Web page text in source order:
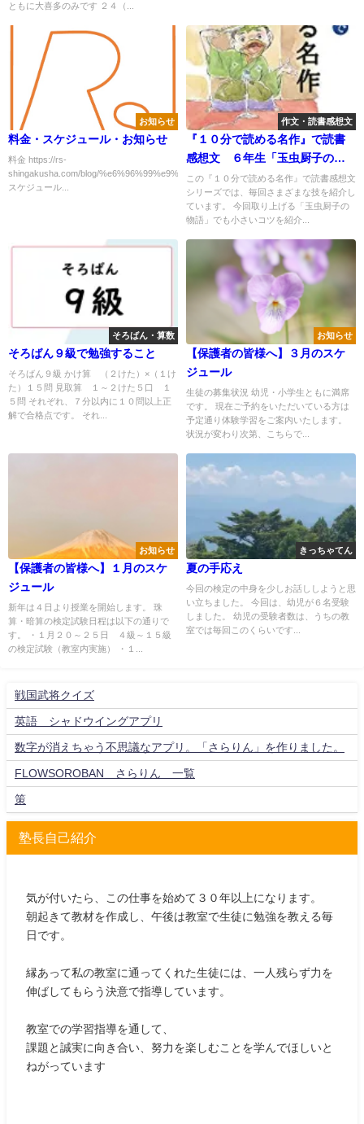
ともに大喜多のみです ２４（...
お知らせ
料金・スケジュール・お知らせ
料金 https://rs-
shingakusha.com/blog/%e6%96%99%e9%87%91%e8%a1%a8/
スケジュール...
作文・読書感想文
『１０分で読める名作』で読書
感想文 ６年生「玉虫厨子の物
語」
この『１０分で読める名作』で読書感想文
シリーズでは、毎回さまざまな技を紹介し
ています。 今回取り上げる「玉虫厨子の
物語」でも小さいコツを紹介...
そろばん・算数
そろばん９級で勉強すること
そろばん９級 かけ算 （２けた）×（１け
た）１５問 見取算 １～２けた５口 １
５問 それぞれ、７分以内に１０問以上正
解で合格点です。 それ...
お知らせ
【保護者の皆様へ】３月のスケ
ジュール
生徒の募集状況 幼児・小学生ともに満席
です。 現在ご予約をいただいている方は
予定通り体験学習をご案内いたします。
状況が変わり次第、こちらで...
お知らせ
【保護者の皆様へ】１月のスケ
ジュール
新年は４日より授業を開始します。 珠
算・暗算の検定試験日程は以下の通りで
す。 ・１月２０～２５日 ４級～１５級
の検定試験（教室内実施） ・１...
きっちゃてん
夏の手応え
今回の検定の中身を少しお話ししようと思
い立ちました。 今回は、幼児が６名受験
しました。 幼児の受験者数は、うちの教
室では毎回このくらいです...
戦国武将クイズ
英語 シャドウイングアプリ
数字が消えちゃう不思議なアプリ。「さらりん」を作りました。
FLOWSOROBAN さらりん 一覧
策
塾長自己紹介
気が付いたら、この仕事を始めて３０年以上になります。
朝起きて教材を作成し、午後は教室で生徒に勉強を教える毎
日です。
縁あって私の教室に通ってくれた生徒には、一人残らず力を
伸ばしてもらう決意で指導しています。
教室での学習指導を通して、
課題と誠実に向き合い、努力を楽しむことを学んでほしいと
ねがっています